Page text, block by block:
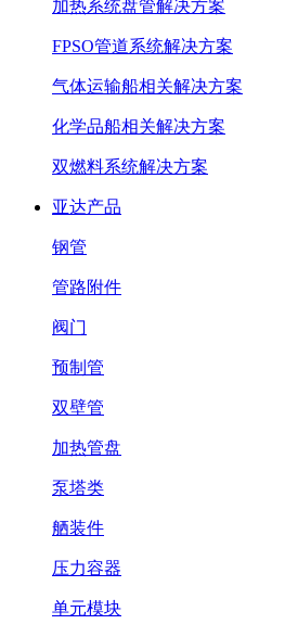
加热系统盘管解决方案
FPSO管道系统解决方案
气体运输船相关解决方案
化学品船相关解决方案
双燃料系统解决方案
亚达产品
钢管
管路附件
阀门
预制管
双壁管
加热管盘
泵塔类
舾装件
压力容器
单元模块